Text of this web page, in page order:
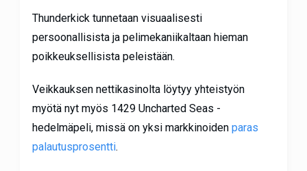
Thunderkick tunnetaan visuaalisesti
persoonallisista ja pelimekaniikaltaan hieman
poikkeuksellisista peleistään.
Veikkauksen nettikasinolta löytyy yhteistyön
myötä nyt myös 1429 Uncharted Seas -
hedelmäpeli, missä on yksi markkinoiden paras
palautusprosentti.